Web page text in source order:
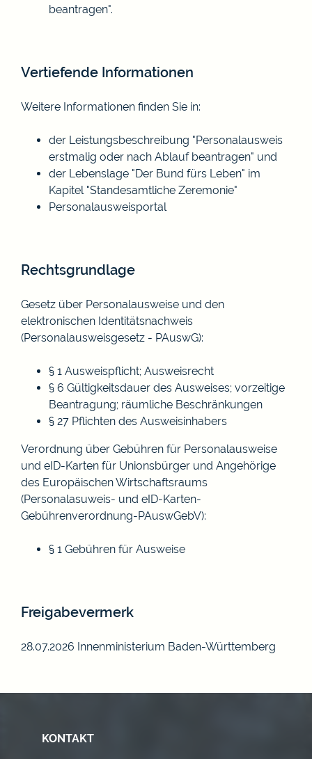
beantragen".
Vertiefende Informationen
Weitere Informationen finden Sie in:
der Leistungsbeschreibung "Personalausweis
erstmalig oder nach Ablauf beantragen" und
der Lebenslage "Der Bund fürs Leben" im
Kapitel "Standesamtliche Zeremonie"
Personalausweisportal
Rechtsgrundlage
Gesetz über Personalausweise und den
elektronischen Identitätsnachweis
(Personalausweisgesetz - PAuswG):
§ 1 Ausweispflicht; Ausweisrecht
§ 6 Gültigkeitsdauer des Ausweises; vorzeitige
Beantragung; räumliche Beschränkungen
§ 27 Pflichten des Ausweisinhabers
Verordnung über Gebühren für Personalausweise
und eID-Karten für Unionsbürger und Angehörige
des Europäischen Wirtschaftsraums
(Personalasuweis- und eID-Karten-
Gebührenverordnung-PAuswGebV):
§ 1 Gebühren für Ausweise
Freigabevermerk
28.07.2026 Innenministerium Baden-Württemberg
KONTAKT